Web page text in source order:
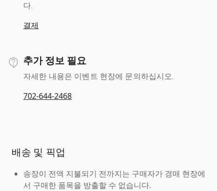
다.
결제
추가 정보 필요
자세한 내용은 이벤트 현장에 문의하십시오.
702-644-2468
배송 및 픽업
송장이 전액 지불되기 전까지는 구매자가 경매 현장에
서 구매한 품목을 방출할 수 없습니다.